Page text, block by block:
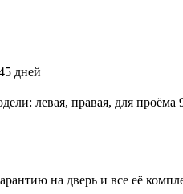
дней
левая, правая, для
на дверь и все её